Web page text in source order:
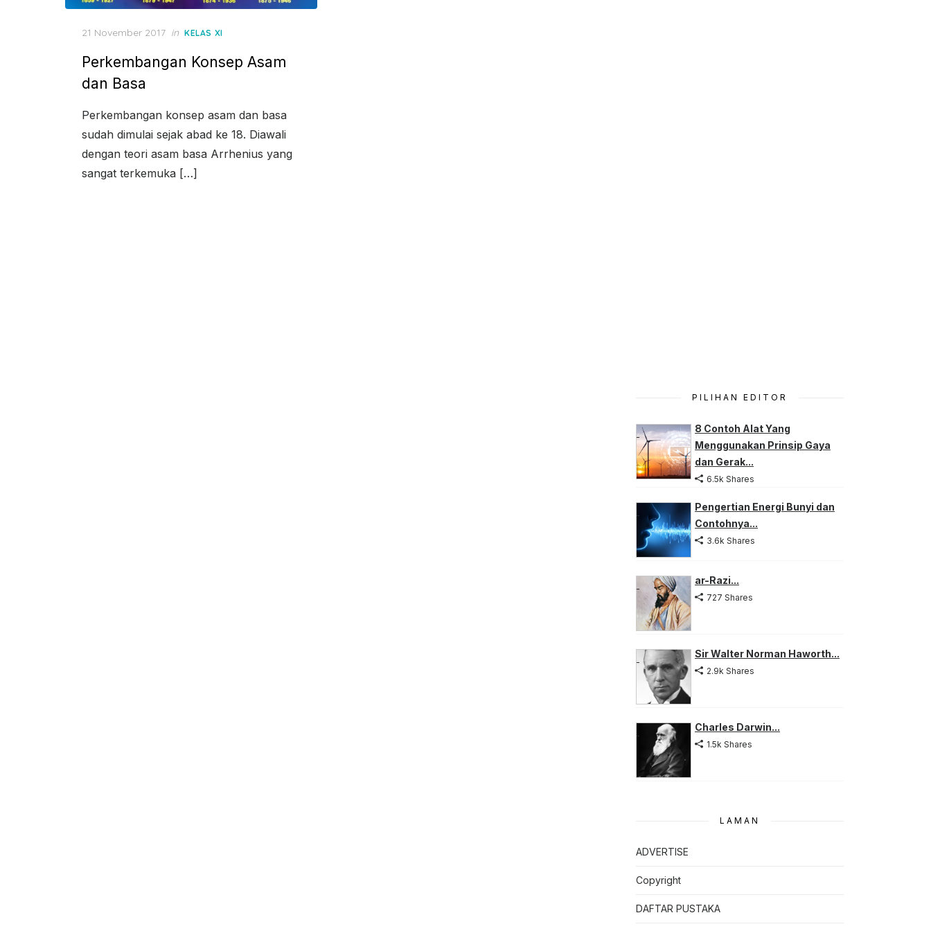
Posted
21 November 2017 in KELAS XI
Perkembangan Konsep Asam
dan Basa
Perkembangan konsep asam dan basa
sudah dimulai sejak abad ke 18. Diawali
dengan teori asam basa Arrhenius yang
sangat terkemuka […]
PILIHAN EDITOR
8 Contoh Alat Yang
Menggunakan Prinsip Gaya
dan Gerak...
6.5k Shares
Pengertian Energi Bunyi dan
Contohnya...
3.6k Shares
ar-Razi...
727 Shares
Sir Walter Norman Haworth...
2.9k Shares
Charles Darwin...
1.5k Shares
LAMAN
ADVERTISE
Copyright
DAFTAR PUSTAKA